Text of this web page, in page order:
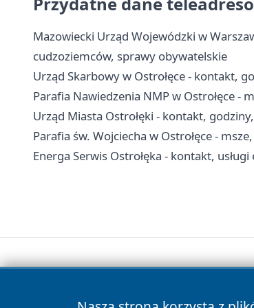
Mazowiecki Urząd Wojewódzki w
cudzoziemców, sprawy obywatelskie
Urząd Skarbowy w Ostrołęce - kontakt,
Parafia Nawiedzenia NMP w Ostrołęce -
Urząd Miasta Ostrołęki - kontakt,
Parafia św. Wojciecha w Ostrołęce -
Energa Serwis Ostrołęka - kontakt,